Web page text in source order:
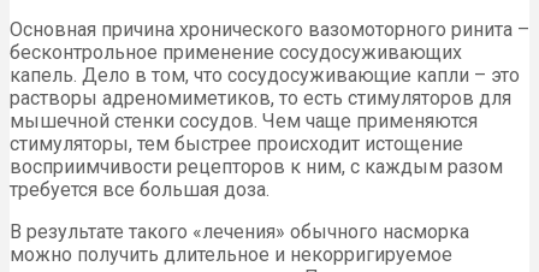
Основная причина хронического вазомоторного ринита –
бесконтрольное применение сосудосуживающих
капель. Дело в том, что сосудосуживающие капли – это
растворы адреномиметиков, то есть стимуляторов для
мышечной стенки сосудов. Чем чаще применяются
стимуляторы, тем быстрее происходит истощение
восприимчивости рецепторов к ним, с каждым разом
требуется все большая доза.
В результате такого «лечения» обычного насморка
можно получить длительное и некорригируемое